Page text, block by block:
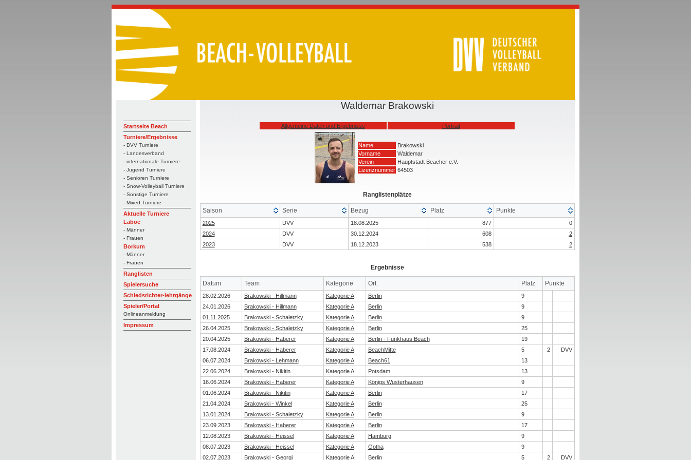
Startseite Beach
Turniere/Ergebnisse
- DVV Turniere
- Landesverband
- internationale Turniere
- Jugend Turniere
- Senioren Turniere
- Snow-Volleyball Turniere
- Sonstige Turniere
- Mixed Turniere
Aktuelle Turniere
Laboe
- Männer
- Frauen
Borkum
- Männer
- Frauen
Ranglisten
Spielersuche
Schiedsrichter-lehrgänge
Spieler/Portal
Onlineanmeldung
Impressum
Waldemar Brakowski
Allgemeine Daten und Ergebnisse Portrait
Name
Brakowski
Vorname
Waldemar
Verein
Hauptstadt Beacher e.V.
Lizenznummer 64503
Ranglistenplätze
Saison Serie Bezug Platz Punkte
2025 DVV 18.08.2025 877
0
2024
DVV 30.12.2024 608
2
2023
DVV 18.12.2023 538 2
Ergebnisse
Datum Team Kategorie Ort Platz Punkte
28.02.2026 Brakowski - Hillmann Kategorie A Berlin
9
24.01.2026
Brakowski - Hillmann Kategorie A Berlin
9
01.11.2025
Brakowski - Schaletzky Kategorie A Berlin
9
26.04.2025
Brakowski - Schaletzky Kategorie A Berlin
25
20.04.2025
Brakowski - Haberer Kategorie A Berlin - Funkhaus Beach
19
17.08.2024
Brakowski - Haberer Kategorie A BeachMitte 5 2
DVV
06.07.2024
Brakowski - Lehmann Kategorie A Beach61
13
22.06.2024
Brakowski - Nikitin Kategorie A Potsdam
13
16.06.2024
Brakowski - Haberer Kategorie A Königs Wusterhausen
9
01.06.2024
Brakowski - Nikitin Kategorie A Berlin
17
21.04.2024
Brakowski - Winkel Kategorie A Berlin
25
13.01.2024
Brakowski - Schaletzky Kategorie A Berlin
9
23.09.2023
Brakowski - Haberer Kategorie A Berlin
17
12.08.2023
Brakowski - Heissel Kategorie A Hamburg
9
08.07.2023
Brakowski - Heissel Kategorie A Gotha
9
02.07.2023
Brakowski - Georgi Kategorie A Berlin 5 2 DVV